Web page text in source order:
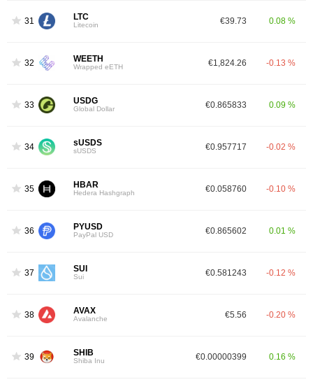
31 LTC
Litecoin €39.73 0.08 %
32 WEETH
Wrapped eETH €1,824.26 -0.13 %
33 USDG
Global Dollar €0.865833 0.09 %
34 sUSDS
sUSDS €0.957717 -0.02 %
35 HBAR
Hedera Hashgraph €0.058760 -0.10 %
36 PYUSD
PayPal USD €0.865602 0.01 %
37 SUI
Sui €0.581243 -0.12 %
38 AVAX
Avalanche €5.56 -0.20 %
39 SHIB
Shiba Inu €0.00000399 0.16 %